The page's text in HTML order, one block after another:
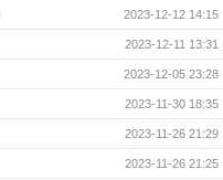
2023-12-12 14:15
2023-12-11 13:31
2023-12-05 23:28
2023-11-30 18:35
2023-11-26 21:29
2023-11-26 21:25